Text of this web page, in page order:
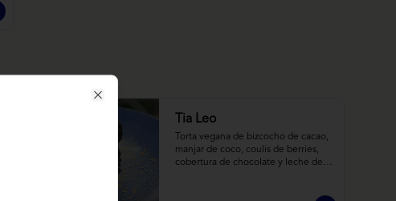
Tia Leo
Torta vegana de bizcocho de cacao,
manjar de coco, coulis de berries,
cobertura de chocolate y leche de
Close